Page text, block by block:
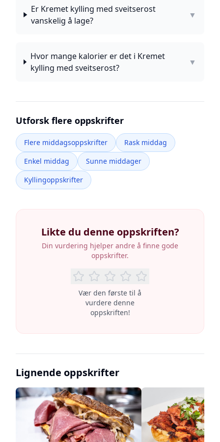
Er Kremet kylling med sveitserost
vanskelig å lage?
▼
Hvor mange kalorier er det i Kremet
kylling med sveitserost?
▼
Utforsk flere oppskrifter
Flere middagsoppskrifter
Rask middag
Enkel middag
Sunne middager
Kyllingoppskrifter
Likte du denne oppskriften?
Din vurdering hjelper andre å finne gode
oppskrifter.
Vær den første til å
vurdere denne
oppskriften!
Lignende oppskrifter